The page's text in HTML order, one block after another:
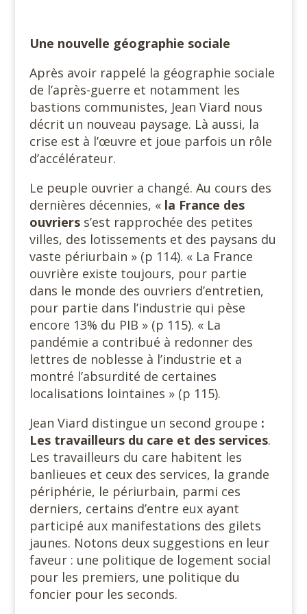
Une nouvelle géographie sociale
Après avoir rappelé la géographie sociale
de l’après-guerre et notamment les
bastions communistes, Jean Viard nous
décrit un nouveau paysage. Là aussi, la
crise est à l’œuvre et joue parfois un rôle
d’accélérateur.
Le peuple ouvrier a changé. Au cours des
dernières décennies, « la France des
ouvrierss’est rapprochée des petites
villes, des lotissements et des paysans du
vaste périurbain » (p 114). « La France
ouvrière existe toujours, pour partie
dans le monde des ouvriers d’entretien,
pour partie dans l’industrie qui pèse
encore 13% du PIB » (p 115). « La
pandémie a contribué à redonner des
lettres de noblesse à l’industrie et a
montré l’absurdité de certaines
localisations lointaines » (p 115).
Jean Viard distingue un second groupe :
Les travailleurs du care et des services.
Les travailleurs du care habitent les
banlieues et ceux des services, la grande
périphérie, le périurbain, parmi ces
derniers, certains d’entre eux ayant
participé aux manifestations des gilets
jaunes. Notons deux suggestions en leur
faveur : une politique de logement social
pour les premiers, une politique du
foncier pour les seconds.